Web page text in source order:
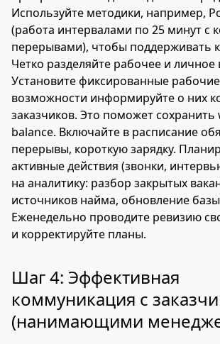
Используйте методики, например,
(работа интервалами по 25 минут с
перерывами), чтобы поддерживать
Четко разделяйте рабочее и личное
Установите фиксированные
возможности информируйте о них
заказчиков. Это поможет
balance. Включайте в расписание
перерывы, короткую зарядку.
активные действия (звонки,
на аналитику: разбор закрытых
источников найма, обновление
Еженедельно проводите ревизию
и корректируйте планы.
Шаг 4: Эффективная
коммуникация с
(нанимающими